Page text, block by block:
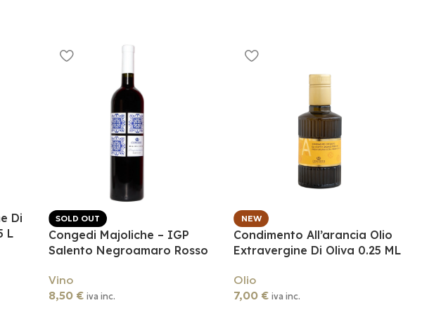
Di
L
SOLD OUT
Congedi Majoliche – IGP
Salento Negroamaro Rosso
Vino
8,50 € iva inc.
NEW
Condimento All’arancia Olio
Extravergine Di Oliva 0.25 ML
Olio
7,00 € iva inc.